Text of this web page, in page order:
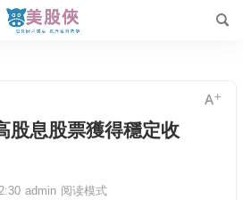
股息股票獲得穩定收
admin 阅读模式